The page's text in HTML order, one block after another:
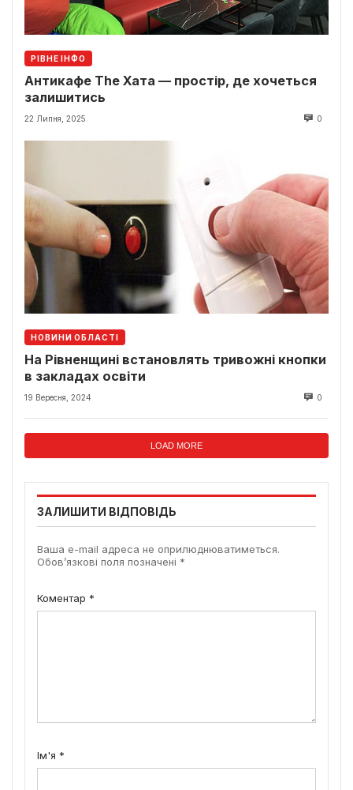
РІВНЕ ІНФО
Антикафе The Хата — простір, де хочеться
залишитись
22 Липня, 2025 0
НОВИНИ ОБЛАСТІ
На Рівненщині встановлять тривожні кнопки
в закладах освіти
19 Вересня, 2024 0
LOAD MORE
ЗАЛИШИТИ ВІДПОВІДЬ
Ваша e-mail адреса не оприлюднюватиметься.
Обов’язкові поля позначені *
Коментар *
Ім'я *